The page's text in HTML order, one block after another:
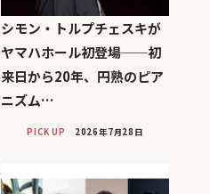
シモン・トルプチェスキが
ヤマハホール初登場──初
来日から20年、円熟のピア
ニズム…
PICK UP 2026年7月28日